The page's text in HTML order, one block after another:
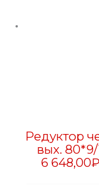
Редуктор
вых.
6 648,00₽